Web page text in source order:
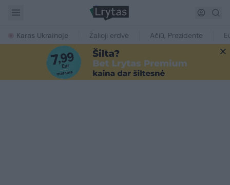
Karas Ukrainoje Žalioji erdvė Ačiū, Prezidente